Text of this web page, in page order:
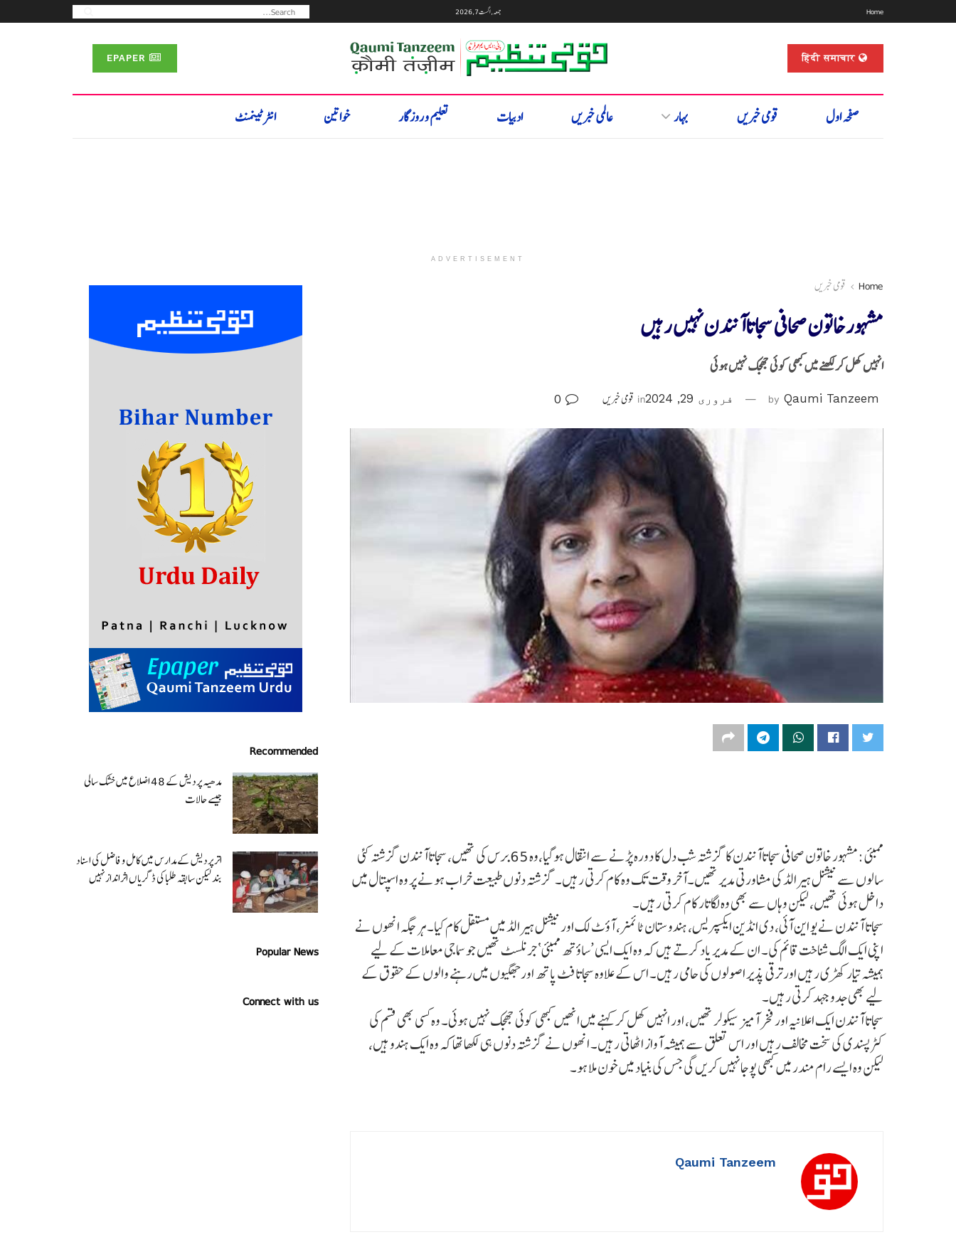
Home جمعہ, اگست 7, 2026
हिंदी समाचार
صفحہ اول قومی خبریں بہار عالمی خبریں ادبیات تعلیم و روزگار خواتین انٹرٹینمنٹ
ADVERTISEMENT
Home قومی خبریں
مشہور خاتون صحافی سجاتاآنندن نہیں رہیں
انہیں کھل کر لکھنے میں کبھی کوئی جھجک نہیں ہوئی
by Qaumi Tanzeem فروری 29, 2024 in قومی خبریں
ممبئی :مشہور خاتون صحافی سجاتاآنندن کا گزشتہ شب دل کا دورہ پڑنے سے انتقال ہوگیا،وہ 65برس کی تھیں، سجاتاآنندن گزشتہ کئی
سالوں سے نیشنل ہیرالڈ کی مشاورتی مدیر تھیں۔آخر وقت تک وہ کام کرتی رہیں۔ گزشتہ دنوں طبیعت خراب ہونے پر وہ اسپتال میں
داخل ہوئی تھیں، لیکن وہاں سے بھی وہ لگاتار کام کرتی رہیں۔
سجاتا آنندن نے یو این آئی، دی انڈین ایکسپریس، ہندوستان ٹائمز، آؤٹ لک اور نیشنل ہیرالڈ میں مستقل کام کیا۔ ہر جگہ انھوں نے
اپنی ایک الگ شناخت قائم کی۔ ان کے مدیر یاد کرتے ہیں کہ وہ ایک ایسی ’ساؤتھ ممبئی‘ جرنلسٹ تھیں جو سماجی معاملات کے لیے
ہمیشہ تیار کھڑی رہیں اور ترقی پذیر اصولوں کی حامی رہیں۔ اس کے علاوہ سجاتا فٹ پاتھ اور جھگیوں میں رہنے والوں کے حقوق کے
لیے بھی جدوجہد کرتی رہیں۔
سجاتا آنندن ایک اعلانیہ اور فخر آمیز سیکولر تھیں، اور انہیں کھل کر کہنے میں انھیں کبھی کوئی جھجک نہیں ہوئی۔ وہ کسی بھی قسم کی
کٹرپسندی کی سخت مخالف رہیں اور اس تعلق سے ہمیشہ آواز اٹھاتی رہیں۔ انھوں نے گزشتہ دنوں ہی لکھا تھا کہ وہ ایک ہندو ہیں،
لیکن وہ ایسے رام مندر میں کبھی پوجا نہیں کریں گی جس کی بنیاد میں خون ملا ہو۔
Qaumi Tanzeem
Recommended
مدھیہ پردیش کے 48 اضلاع میں خشک سالی
جیسے حالات
اتر پردیش کےمدارس میں کامل و فاضل کی اسناد
بند لیکن سابقہ طلبا کی ڈگریا ں اثرانداز نہیں
Popular News
Connect with us